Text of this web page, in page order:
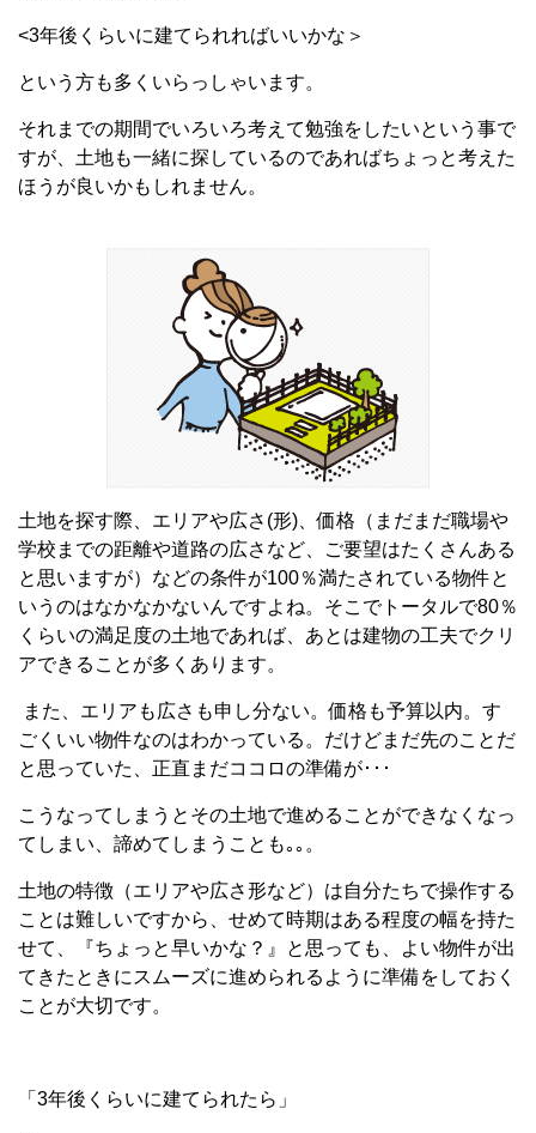
<3年後くらいに建てられればいいかな＞
という方も多くいらっしゃいます。
それまでの期間でいろいろ考えて勉強をしたいという事で
すが、土地も一緒に探しているのであればちょっと考えた
ほうが良いかもしれません。
土地を探す際、エリアや広さ(形)、価格（まだまだ職場や
学校までの距離や道路の広さなど、ご要望はたくさんある
と思いますが）などの条件が100％満たされている物件と
いうのはなかなかないんですよね。そこでトータルで80％
くらいの満足度の土地であれば、あとは建物の工夫でクリ
アできることが多くあります。
また、エリアも広さも申し分ない。価格も予算以内。す
ごくいい物件なのはわかっている。だけどまだ先のことだ
と思っていた、正直まだココロの準備が･･･
こうなってしまうとその土地で進めることができなくなっ
てしまい、諦めてしまうことも｡｡。
土地の特徴（エリアや広さ形など）は自分たちで操作する
ことは難しいですから、せめて時期はある程度の幅を持た
せて、『ちょっと早いかな？』と思っても、よい物件が出
てきたときにスムーズに進められるように準備をしておく
ことが大切です。
「3年後くらいに建てられたら」